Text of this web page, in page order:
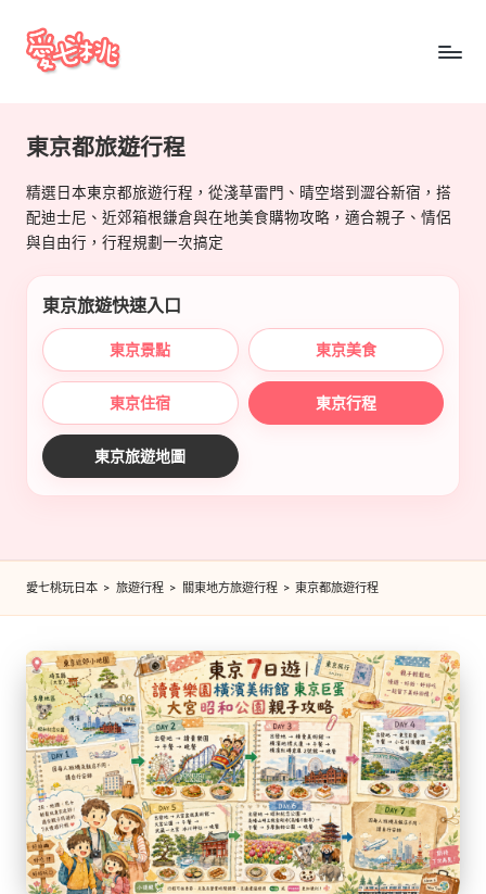
Skip
七
桃
玩
日
本
東京都旅遊行程
精選日本東京都旅遊行程，從淺草雷門、晴空塔到澀谷新宿，搭
配迪士尼、近郊箱根鎌倉與在地美食購物攻略，適合親子、情侶
與自由行，行程規劃一次搞定
東京旅遊快速入口
東京景點 東京美食
東京住宿 東京行程
東京旅遊地圖
愛七桃玩日本 > 旅遊行程 > 關東地方旅遊行程 > 東京都旅遊行程